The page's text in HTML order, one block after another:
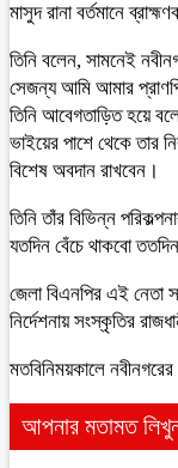
মাসুদ রানা বর্তমানে
তিনি বলেন, সামনেই
সেজন্য আমি আমার
তিনি আবেগতাড়িত হয়ে
ভাইয়ের পাশে থেকে তার
বিশেষ অবদান রাখবেন।
তিনি তাঁর বিভিন্ন
যতদিন বেঁচে থাকবো
জেলা বিএনপির এই নেতা
নির্দেশনায় সংস্কৃতির
মতবিনিময়কালে
আপনার মতামত